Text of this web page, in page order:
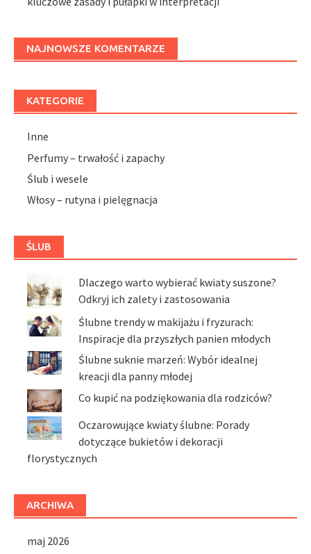
NAJNOWSZE KOMENTARZE
KATEGORIE
Inne
Perfumy – trwałość i zapachy
Ślub i wesele
Włosy – rutyna i pielęgnacja
ŚLUB
Dlaczego warto wybierać kwiaty suszone?
Odkryj ich zalety i zastosowania
Ślubne trendy w makijażu i fryzurach:
Inspiracje dla przyszłych panien młodych
Ślubne suknie marzeń: Wybór idealnej
kreacji dla panny młodej
Co kupić na podziękowania dla rodziców?
Oczarowujące kwiaty ślubne: Porady
dotyczące bukietów i dekoracji
florystycznych
ARCHIWA
maj 2026